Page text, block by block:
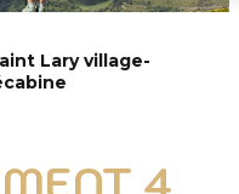
Lary village-